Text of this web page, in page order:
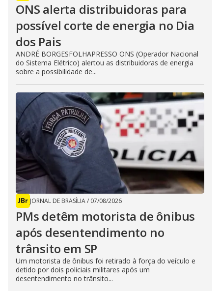
ONS alerta distribuidoras para
possível corte de energia no Dia
dos Pais
ANDRÉ BORGESFOLHAPRESSO ONS (Operador Nacional
do Sistema Elétrico) alertou as distribuidoras de energia
sobre a possibilidade de...
JORNAL DE BRASÍLIA/ 07/08/2026
PMs detêm motorista de ônibus
após desentendimento no
trânsito em SP
Um motorista de ônibus foi retirado à força do veículo e
detido por dois policiais militares após um
desentendimento no trânsito...